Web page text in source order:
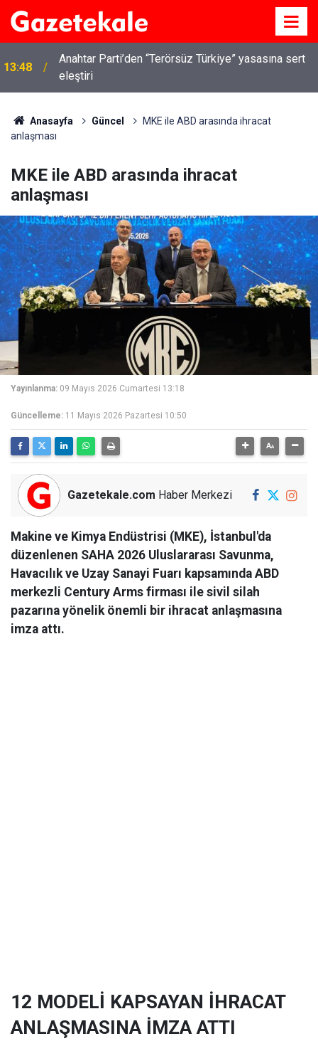
13:48
Anahtar Parti’den “Terörsüz Türkiye” yasasına sert
eleştiri
13:07
Kırıkkale’de hayvan hastalıklarına karşı denetimler
artırıldı
Anasayfa Güncel
MKE ile ABD arasında ihracat
anlaşması
MKE ile ABD arasında ihracat
anlaşması
Yayınlanma: 09 Mayıs 2026 Cumartesi 13:18
Güncelleme: 11 Mayıs 2026 Pazartesi 10:50
Gazetekale.com Haber Merkezi
Makine ve Kimya Endüstrisi (MKE), İstanbul'da
düzenlenen SAHA 2026 Uluslararası Savunma,
Havacılık ve Uzay Sanayi Fuarı kapsamında ABD
merkezli Century Arms firması ile sivil silah
pazarına yönelik önemli bir ihracat anlaşmasına
imza attı.
12 MODELİ KAPSAYAN İHRACAT
ANLAŞMASINA İMZA ATTI